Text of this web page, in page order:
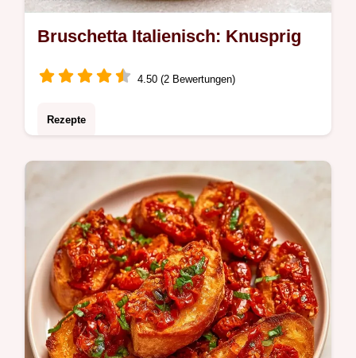
Bruschetta Italienisch: Knusprig
4.50 (2 Bewertungen)
Rezepte
einfaches Rezept für das italienische ideal.
Erfahren Sie, warum das Brot knusprig
bleibt und so gelingt.